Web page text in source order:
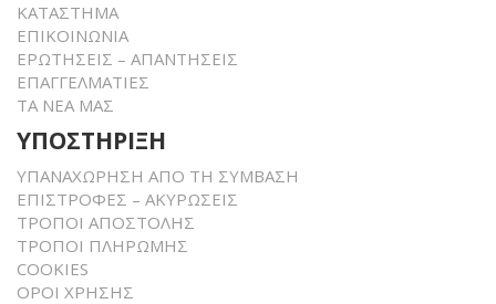
ΚΑΤΑΣΤΗΜΑ
ΕΠΙΚΟΙΝΩΝΙΑ
ΕΡΩΤΗΣΕΙΣ – ΑΠΑΝΤΗΣΕΙΣ
ΕΠΑΓΓΕΛΜΑΤΙΕΣ
ΤΑ ΝΕΑ ΜΑΣ
ΥΠΟΣΤΗΡΙΞΗ
ΥΠΑΝΑΧΩΡΗΣΗ ΑΠΟ ΤΗ ΣΥΜΒΑΣΗ
ΕΠΙΣΤΡΟΦΕΣ – ΑΚΥΡΩΣΕΙΣ
ΤΡΟΠΟΙ ΑΠΟΣΤΟΛΗΣ
ΤΡΟΠΟΙ ΠΛΗΡΩΜΗΣ
COOKIES
ΟΡΟΙ ΧΡΗΣΗΣ